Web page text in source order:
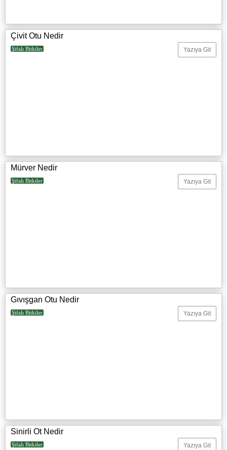
Çivit Otu Nedir
Şifalı Bitkiler Yazıya Git
Mürver Nedir
Şifalı Bitkiler Yazıya Git
Gıvışgan Otu Nedir
Şifalı Bitkiler Yazıya Git
Sinirli Ot Nedir
Şifalı Bitkiler Yazıya Git